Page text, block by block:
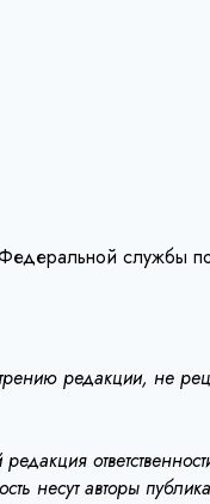
Федеральной
редакции, не
несут авторы